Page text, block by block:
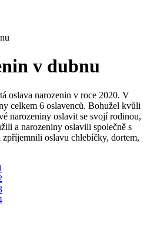
v dubnu
oslava narozenin v roce 2020. V
celkem 6 oslavenců. Bohužel kvůli
narozeniny oslavit se svojí rodinou,
a narozeniny oslavili společně s
oslavu chlebíčky, dortem,